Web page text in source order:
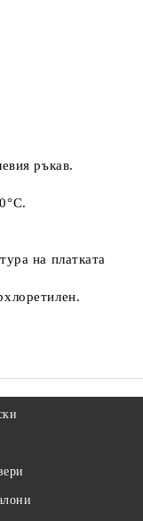
ден.
ръкав.
на платката